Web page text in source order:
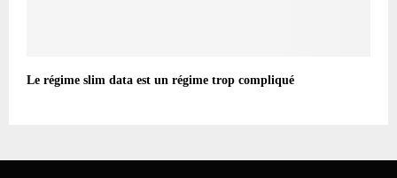
Le régime slim data est un régime trop compliqué